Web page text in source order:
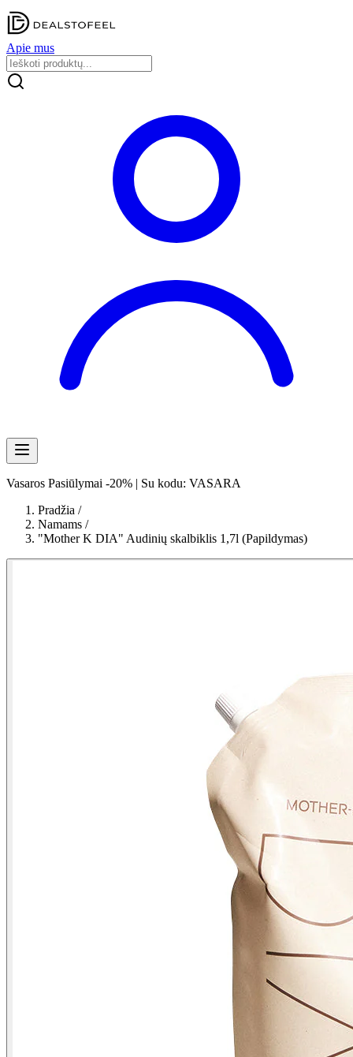
Apie mus
Vasaros Pasiūlymai -20% | Su kodu: VASARA
Pradžia /
Namams /
"Mother K DIA" Audinių skalbiklis 1,7l (Papildymas)